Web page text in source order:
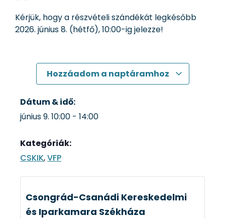
Kérjük, hogy a részvételi szándékát legkésőbb
2026. június 8. (hétfő), 10:00-ig jelezze!
Hozzáadom a naptáramhoz
Dátum & idő:
június 9. 10:00 - 14:00
Kategóriák:
CSKIK,VFP
Csongrád-Csanádi Kereskedelmi
és Iparkamara Székháza